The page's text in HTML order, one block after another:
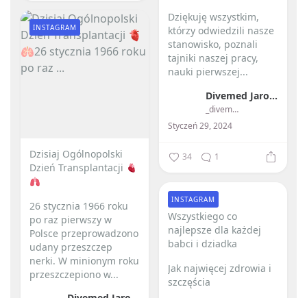
Dziękuję wszystkim,
którzy odwiedzili nasze
stanowisko, poznali
tajniki naszej pracy,
nauki pierwszej...
Divemed Jarosław Przybylski
_divemed_
Styczeń 29, 2024
34 1
Dzisiaj Ogólnopolski
Dzień Transplantacji
26 stycznia 1966 roku
po raz pierwszy w
Polsce przeprowadzono
udany przeszczep
nerki. W minionym roku
przeszczepiono w...
INSTAGRAM
Wszystkiego co
najlepsze dla każdej
babci i dziadka ️
Jak najwięcej zdrowia i
szczęścia
INSTAGRAM